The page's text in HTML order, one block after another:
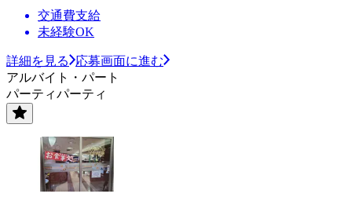
交通費支給
未経験OK
詳細を見る
応募画面に進む
アルバイト・パート
パーティパーティ